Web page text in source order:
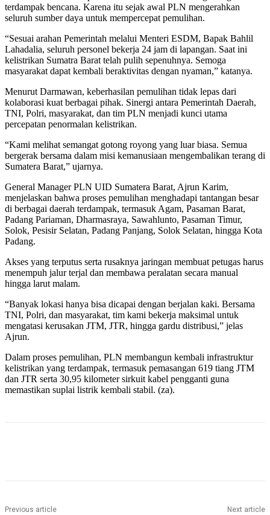
terdampak bencana. Karena itu sejak awal PLN mengerahkan
seluruh sumber daya untuk mempercepat pemulihan.
“Sesuai arahan Pemerintah melalui Menteri ESDM, Bapak Bahlil
Lahadalia, seluruh personel bekerja 24 jam di lapangan. Saat ini
kelistrikan Sumatra Barat telah pulih sepenuhnya. Semoga
masyarakat dapat kembali beraktivitas dengan nyaman,” katanya.
Menurut Darmawan, keberhasilan pemulihan tidak lepas dari
kolaborasi kuat berbagai pihak. Sinergi antara Pemerintah Daerah,
TNI, Polri, masyarakat, dan tim PLN menjadi kunci utama
percepatan penormalan kelistrikan.
“Kami melihat semangat gotong royong yang luar biasa. Semua
bergerak bersama dalam misi kemanusiaan mengembalikan terang di
Sumatera Barat,” ujarnya.
General Manager PLN UID Sumatera Barat, Ajrun Karim,
menjelaskan bahwa proses pemulihan menghadapi tantangan besar
di berbagai daerah terdampak, termasuk Agam, Pasaman Barat,
Padang Pariaman, Dharmasraya, Sawahlunto, Pasaman Timur,
Solok, Pesisir Selatan, Padang Panjang, Solok Selatan, hingga Kota
Padang.
Akses yang terputus serta rusaknya jaringan membuat petugas harus
menempuh jalur terjal dan membawa peralatan secara manual
hingga larut malam.
“Banyak lokasi hanya bisa dicapai dengan berjalan kaki. Bersama
TNI, Polri, dan masyarakat, tim kami bekerja maksimal untuk
mengatasi kerusakan JTM, JTR, hingga gardu distribusi,” jelas
Ajrun.
Dalam proses pemulihan, PLN membangun kembali infrastruktur
kelistrikan yang terdampak, termasuk pemasangan 619 tiang JTM
dan JTR serta 30,95 kilometer sirkuit kabel pengganti guna
memastikan suplai listrik kembali stabil. (za).
Previous article Next article